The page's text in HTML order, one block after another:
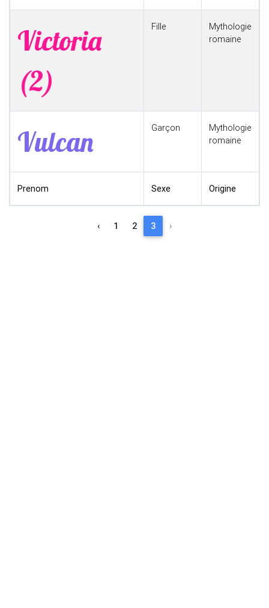
Victoria
(2)
Fille
Mythologie
romaine
Vulcan Garçon
Mythologie
romaine
Prenom Sexe Origine
‹ 1 2 3 ›